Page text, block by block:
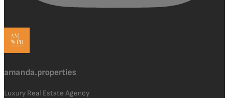
amanda.properties
Luxury Real Estate Agency